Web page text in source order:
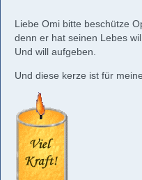
Liebe Omi bitte beschütze
denn er hat seinen Lebes
Und will aufgeben.
Und diese kerze ist für